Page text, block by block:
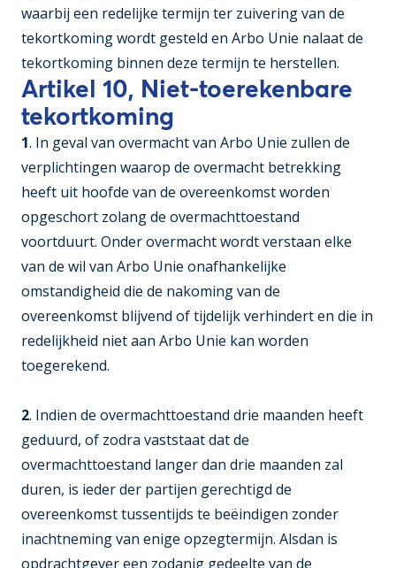
waarbij een redelijke termijn ter zuivering van de
tekortkoming wordt gesteld en Arbo Unie nalaat de
tekortkoming binnen deze termijn te herstellen.
Artikel 10, Niet-toerekenbare
tekortkoming
1. In geval van overmacht van Arbo Unie zullen de
verplichtingen waarop de overmacht betrekking
heeft uit hoofde van de overeenkomst worden
opgeschort zolang de overmachttoestand
voortduurt. Onder overmacht wordt verstaan elke
van de wil van Arbo Unie onafhankelijke
omstandigheid die de nakoming van de
overeenkomst blijvend of tijdelijk verhindert en die in
redelijkheid niet aan Arbo Unie kan worden
toegerekend.
2. Indien de overmachttoestand drie maanden heeft
geduurd, of zodra vaststaat dat de
overmachttoestand langer dan drie maanden zal
duren, is ieder der partijen gerechtigd de
overeenkomst tussentijds te beëindigen zonder
inachtneming van enige opzegtermijn. Alsdan is
opdrachtgever een zodanig gedeelte van de